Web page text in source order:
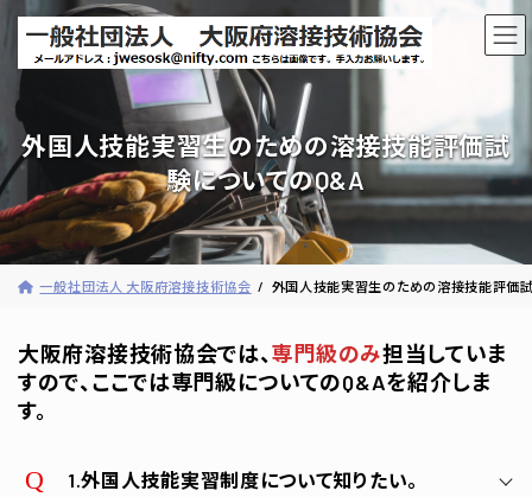
キ
ッ
プ
に
移
動
外国人技能実習生のための溶接技能評価試
験についてのQ&A
一般社団法人 大阪府溶接技術協会 外国人技能実習生のための溶接技能評価
大阪府溶接技術協会では、専門級のみ担当していま
すので、ここでは専門級についてのQ&Aを紹介しま
す。
1.外国人技能実習制度について知りたい。